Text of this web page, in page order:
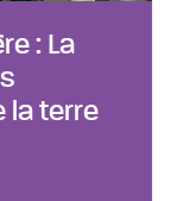
: La
la terre